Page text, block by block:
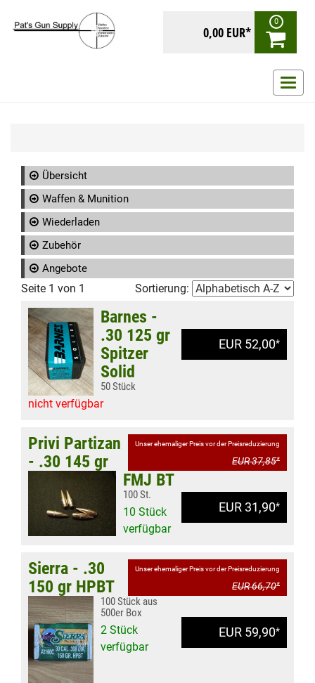
0,00 EUR*
0
ein-/
Übersicht
Waffen & Munition
Wiederladen
Zubehör
Angebote
Seite 1 von 1 Sortierung:
EUR 52,00*
Barnes -
.30 125 gr
Spitzer
Solid
50 Stück
nicht verfügbar
Unser ehemaliger Preis vor der Preisreduzierung
EUR 37,85*
EUR 31,90*
Privi Partizan
- .30 145 gr
FMJ BT
100 St.
10 Stück
verfügbar
Unser ehemaliger Preis vor der Preisreduzierung
EUR 66,70*
EUR 59,90*
Sierra - .30
150 gr HPBT
100 Stück aus
500er Box
2 Stück
verfügbar